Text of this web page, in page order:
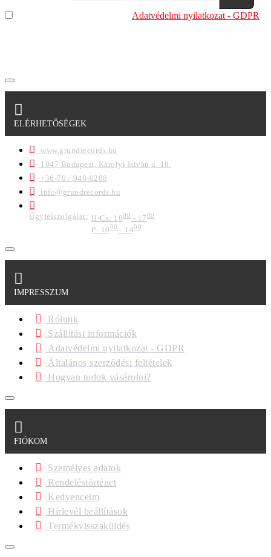
Adatvédelmi nyilatkozat - GDPR
ELÉRHETŐSÉGEK
www.grundrecords.hu
1047 Budapest, Károlyi István u. 10.
+36-70 / 948-0288
info@grundrecords.hu
Ügyfélszolgálat: H-Cs: 1000 - 1700
P: 1000- 1400
IMPRESSZUM
Rólunk
Szállítási információk
Adatvédelmi nyilatkozat - GDPR
Általános szerződési feltételek
Hogyan tudok vásárolni?
FIÓKOM
Személyes adatok
Rendeléstörténet
Kedvenceim
Hírlevél beállítások
Termékvisszaküldés